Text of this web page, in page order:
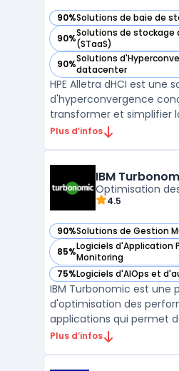
90%Solutions de baie de
— voir HPE Alletra dHCI
90%Solutions de stockage
(STaaS)
— voir HPE Alletra dHCI
90%Solutions
datacenter
— voir HPE Alletra dHCI
HPE Alletra dHCI est une
d'hyperconvergence
transformer et simplifier
infrastructures IT. En
optimisée et une sécur ...
Plus d’infos
IBM
Optimisation
4.5
90%Solutions de Gestion
— voir IBM Turbonomic
85%Logiciels d'Application
Monitoring
— voir IBM Turbonomic
75%Logiciels d'AIOps et
— voir IBM Turbonomic
IBM Turbonomic est une
d'optimisation des
applications qui permet
l'efficacité des
Plus d’infos